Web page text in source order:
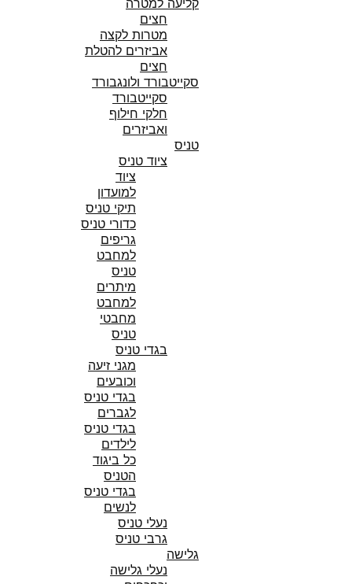
קליעה למטרה
חצים
מטרות לקצה
אביזרים להטלת
חצים
סקייטבורד ולונגבורד
סקייטבורד
חלקי חילוף
ואביזרים
טניס
ציוד טניס
ציוד
למועדון
תיקי טניס
כדורי טניס
גריפים
למחבט
טניס
מיתרים
למחבט
מחבטי
טניס
בגדי טניס
מגני זיעה
וכובעים
בגדי טניס
לגברים
בגדי טניס
לילדים
כל ביגוד
הטניס
בגדי טניס
לנשים
נעלי טניס
גרבי טניס
גלישה
נעלי גלישה